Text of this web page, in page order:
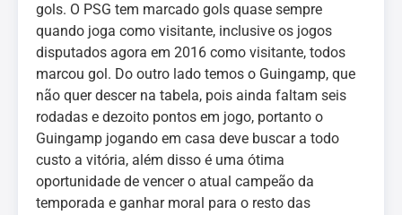
gols. O PSG tem marcado gols quase sempre
quando joga como visitante, inclusive os jogos
disputados agora em 2016 como visitante, todos
marcou gol. Do outro lado temos o Guingamp, que
não quer descer na tabela, pois ainda faltam seis
rodadas e dezoito pontos em jogo, portanto o
Guingamp jogando em casa deve buscar a todo
custo a vitória, além disso é uma ótima
oportunidade de vencer o atual campeão da
temporada e ganhar moral para o resto das